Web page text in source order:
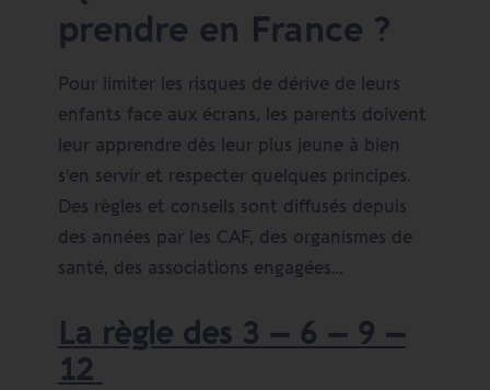
prendre en France ?
Pour limiter les risques de dérive de leurs
enfants face aux écrans, les parents doivent
leur apprendre dès leur plus jeune à bien
s’en servir et respecter quelques principes.
Des règles et conseils sont diffusés depuis
des années par les CAF, des organismes de
santé, des associations engagées…
La règle des 3 – 6 – 9 –
12